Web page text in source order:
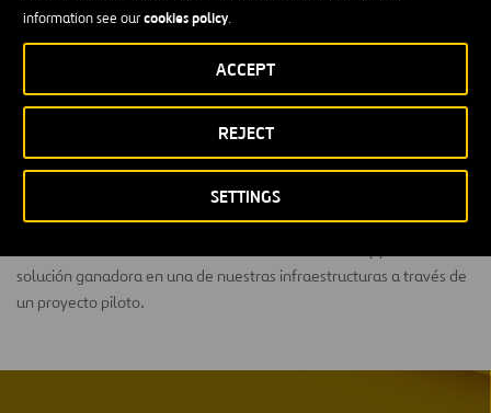
information see ourcookies policy.
SETTINGS
REJECT
ACCEPT
Build Up!
nuestra convocatoria para
se lanzó por primera vez en 2017 con el objetivo de consolidar y dar
emprendedores. Y con la visión de asentarse como una de las
competiciones más atractivaspara dicho público. En cada
edición, lanzamos a la comunidad destartups
una de nuestrasunidades de negocio. El objetivo de esta
solución ganadora en una de nuestras infraestructuras a través de
un proyecto piloto.